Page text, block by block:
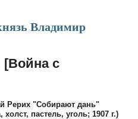
Владимир
[Война с
Рерих "Собирают дань"
холст, пастель, уголь; 1907 г.)